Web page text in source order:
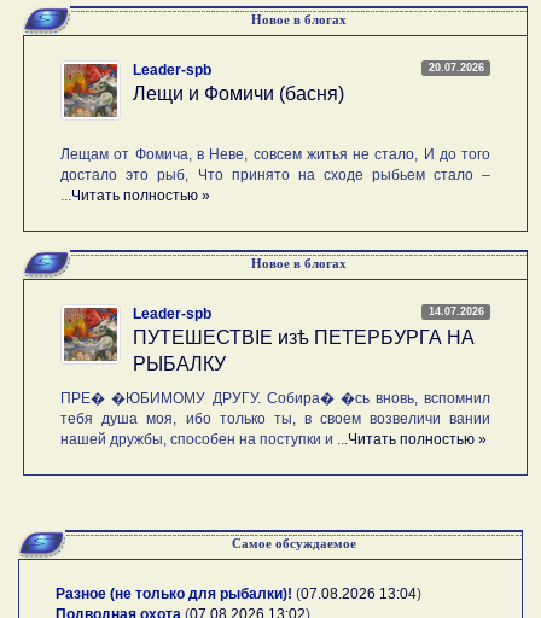
Новое в блогах
20.07.2026
Leader-spb
Лещи и Фомичи (басня)
Лещам от Фомича, в Неве, совсем житья не стало, И до того
достало это рыб, Что принято на сходе рыбьем стало –
Читать полностью »
Новое в блогах
14.07.2026
Leader-spb
ПУТЕШЕСТВIE изѣ ПЕТЕРБУРГА НА
РЫБАЛКУ
ПРЕ� �ЮБИМОМУ ДРУГУ. Собира� �сь вновь, вспомнил
тебя душа моя, ибо только ты, в своем возвеличи вании
нашей дружбы, способен на поступки и ... Читать полностью »
Самое обсуждаемое
Разное (не только для рыбалки)! (07.08.2026 13:04)
Подводная охота (07.08.2026 13:02)